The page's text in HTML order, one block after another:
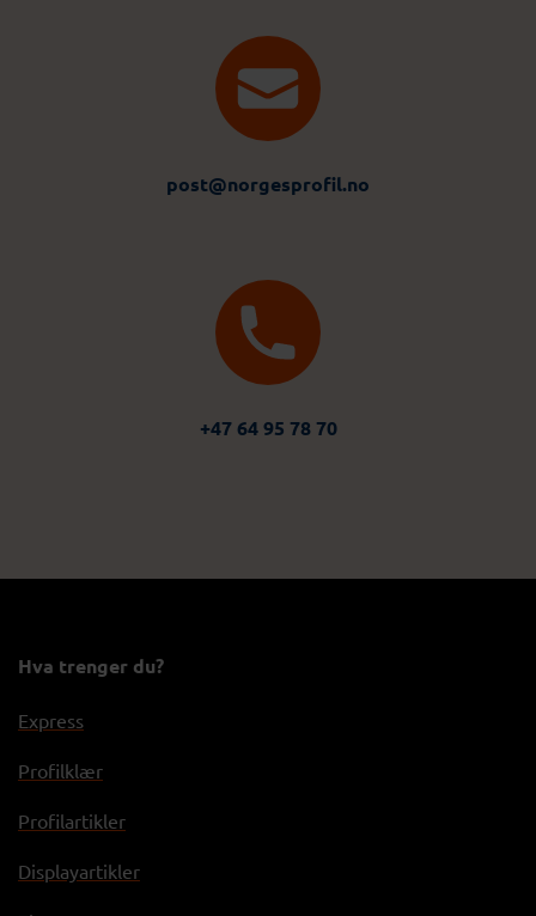
post@norgesprofil.no
+47 64 95 78 70
Hva trenger du?
Express
Profilklær
Profilartikler
Displayartikler